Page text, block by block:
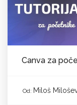
Canva za
Od: Miloš